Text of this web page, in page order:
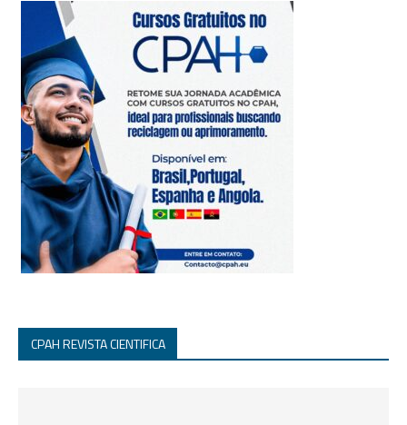
CPAH REVISTA CIENTIFICA